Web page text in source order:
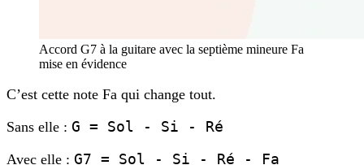
Accord G7 à la guitare avec la septième mineure Fa
mise en évidence
C’est cette note Fa qui change tout.
Sans elle : G = Sol - Si - Ré
Avec elle : G7 = Sol - Si - Ré - Fa